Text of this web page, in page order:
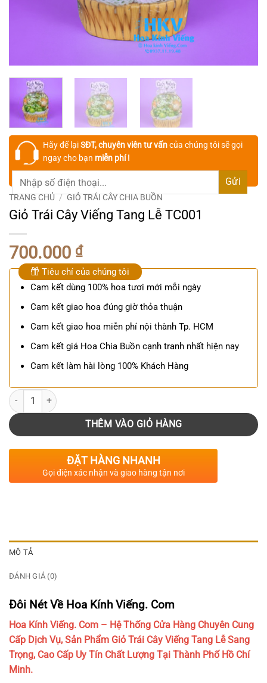
Hãy để lạiSĐT, chuyên viên tư vấncủa chúng tôi sẽ gọi
ngay cho bạn miễn phí !
TRANG CHỦ / GIỎ TRÁI CÂY CHIA BUỒN
Giỏ Trái Cây Viếng Tang Lễ TC001
700.000 ₫
Tiêu chí của chúng tôi
Cam kết dùng 100% hoa tươi mới mỗi ngày
Cam kết giao hoa đúng giờ thỏa thuận
Cam kết giao hoa miễn phí nội thành Tp. HCM
Cam kết giá Hoa Chia Buồn cạnh tranh nhất hiện nay
Cam kết làm hài lòng 100% Khách Hàng
Số lượng
THÊM VÀO GIỎ HÀNG
ĐẶT HÀNG NHANH
Gọi điện xác nhận và giao hàng tận nơi
MÔ TẢ
ĐÁNH GIÁ (0)
Đôi Nét Về Hoa Kính Viếng. Com
Hoa Kính Viếng. Com – Hệ Thống Cửa Hàng Chuyên Cung
Cấp Dịch Vụ, Sản Phẩm Giỏ Trái Cây Viếng Tang Lễ Sang
Trọng, Cao Cấp Uy Tín Chất Lượng Tại Thành Phố Hồ Chí
Minh.